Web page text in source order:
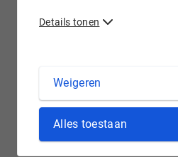
Details tonen
Weigeren
Alles toestaan
.BABY domein
Toekomstige en jonge ouders
voor hun kroost. Om je webwinkel
speelgoed, -meubilair of -